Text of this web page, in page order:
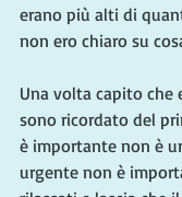
erano più alti di
non ero chiaro su
Una volta capito che
sono ricordato del
è importante non è
urgente non è